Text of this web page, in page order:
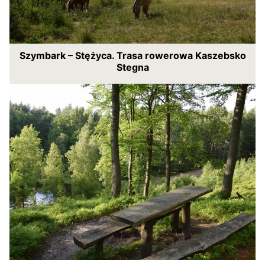
Szymbark – Stężyca. Trasa rowerowa Kaszebsko
Stegna